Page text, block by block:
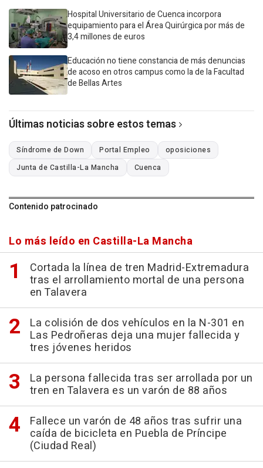
Hospital Universitario de Cuenca incorpora
equipamiento para el Área Quirúrgica por más de
3,4 millones de euros
Educación no tiene constancia de más denuncias
de acoso en otros campus como la de la Facultad
de Bellas Artes
Últimas noticias sobre estos temas
Síndrome de Down Portal Empleo
oposiciones
Junta de Castilla-La Mancha
Cuenca
Contenido patrocinado
Lo más leído en Castilla-La Mancha
Cortada la línea de tren Madrid-Extremadura
tras el arrollamiento mortal de una persona
en Talavera
La colisión de dos vehículos en la N-301 en
Las Pedroñeras deja una mujer fallecida y
tres jóvenes heridos
La persona fallecida tras ser arrollada por un
tren en Talavera es un varón de 88 años
Fallece un varón de 48 años tras sufrir una
caída de bicicleta en Puebla de Príncipe
(Ciudad Real)